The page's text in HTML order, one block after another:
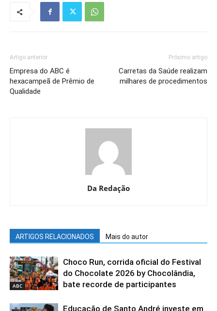
Artigo anterior
Empresa do ABC é
hexacampeã de Prêmio de
Qualidade
Próximo artigo
Carretas da Saúde realizam
milhares de procedimentos
Da Redação
ARTIGOS RELACIONADOS Mais do autor
ABC
Choco Run, corrida oficial do Festival
do Chocolate 2026 by Chocolândia,
bate recorde de participantes
Educação de Santo André investe em